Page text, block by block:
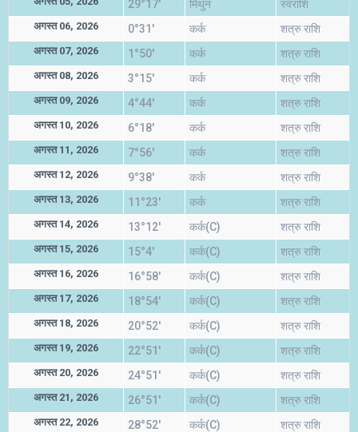
29°17' मिथुन स्वराशि
अगस्त 06, 2026 0°31' कर्क शत्रु राशि
अगस्त 07, 2026 1°50' कर्क शत्रु राशि
अगस्त 08, 2026 3°15' कर्क शत्रु राशि
अगस्त 09, 2026 4°44' कर्क शत्रु राशि
अगस्त 10, 2026 6°18' कर्क शत्रु राशि
अगस्त 11, 2026 7°56' कर्क शत्रु राशि
अगस्त 12, 2026 9°38' कर्क शत्रु राशि
अगस्त 13, 2026 11°23' कर्क शत्रु राशि
अगस्त 14, 2026 13°12' कर्क(C) शत्रु राशि
अगस्त 15, 2026 15°4' कर्क(C) शत्रु राशि
अगस्त 16, 2026 16°58' कर्क(C) शत्रु राशि
अगस्त 17, 2026 18°54' कर्क(C) शत्रु राशि
अगस्त 18, 2026 20°52' कर्क(C) शत्रु राशि
अगस्त 19, 2026 22°51' कर्क(C) शत्रु राशि
अगस्त 20, 2026 24°51' कर्क(C) शत्रु राशि
अगस्त 21, 2026 26°51' कर्क(C) शत्रु राशि
अगस्त 22, 2026 28°52' कर्क(C) शत्रु राशि